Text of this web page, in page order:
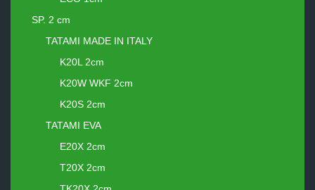
SP. 2 cm
TATAMI MADE IN ITALY
K20L 2cm
K20W WKF 2cm
K20S 2cm
TATAMI EVA
E20X 2cm
T20X 2cm